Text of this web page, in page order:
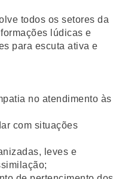
todos os setores da
lúdicas e
para escuta ativa e
no atendimento às
com situações
leves e